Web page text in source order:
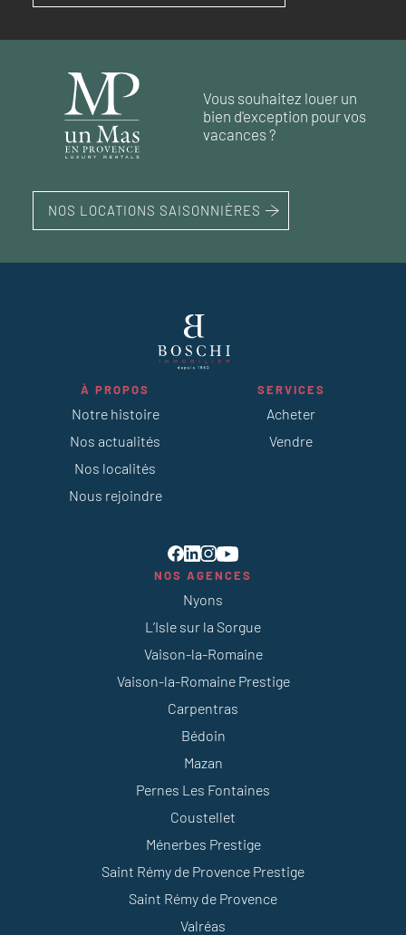
RÉF. 018994
108 m²
121 m²
RÉF. 018263
188 m²
RÉF. 019181
65 m²2
169 600 €
68 m²1
Vous souhaitez louer un
bien d'exception pour vos
vacances ?
NOS LOCATIONS SAISONNIÈRES
À PROPOS
Notre histoire
Nos actualités
Nos localités
Nous rejoindre
SERVICES
Acheter
Vendre
NOS AGENCES
Nyons
L’Isle sur la Sorgue
Vaison-la-Romaine
Vaison-la-Romaine Prestige
Carpentras
Bédoin
Mazan
Pernes Les Fontaines
Coustellet
Ménerbes Prestige
Saint Rémy de Provence Prestige
Saint Rémy de Provence
Valréas